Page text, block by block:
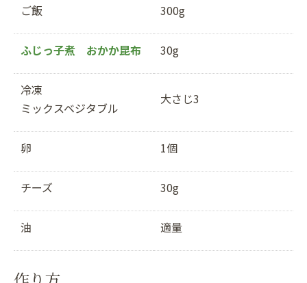
ご飯
300g
ふじっ子煮 おかか昆布 30g
冷凍
ミックスベジタブル
大さじ3
卵 1個
チーズ 30g
油 適量